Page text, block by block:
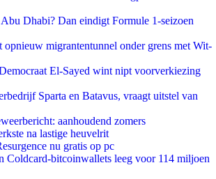
Dhabi? Dan eindigt Formule 1-seizoen
migrantentunnel onder grens met Wit-
El-Sayed wint nipt voorverkiezing
Sparta en Batavus, vraagt uitstel van
aanhoudend zomers
na lastige heuvelrit
nu gratis op pc
Coldcard-bitcoinwallets leeg voor 114 miljoen